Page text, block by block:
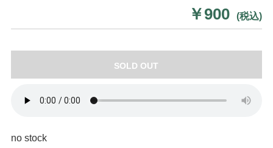
￥900 (税込)
SOLD OUT
no stock